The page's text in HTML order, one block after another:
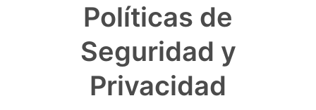
Políticas de
Seguridad y
Privacidad